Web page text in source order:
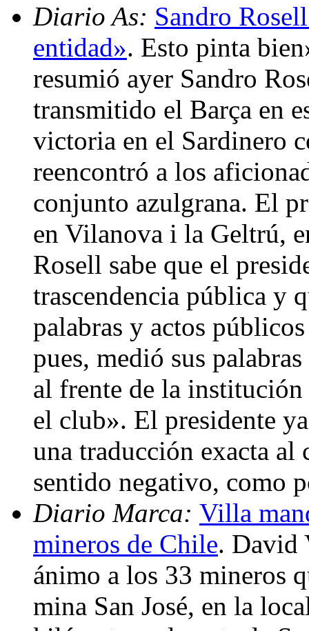
Diario As: Sandro
entidad». Esto pinta
resumió ayer Sandro
transmitido el Barça en
victoria en el Sardinero
reencontró a los
conjunto azulgrana. El
en Vilanova i la Geltrú,
Rosell sabe que el
trascendencia pública y
palabras y actos
pues, medió sus
al frente de la institución
el club». El presidente
una traducción exacta al
sentido negativo, como
Diario Marca: Villa
mineros de Chile. David
ánimo a los 33 mineros
mina San José, en la